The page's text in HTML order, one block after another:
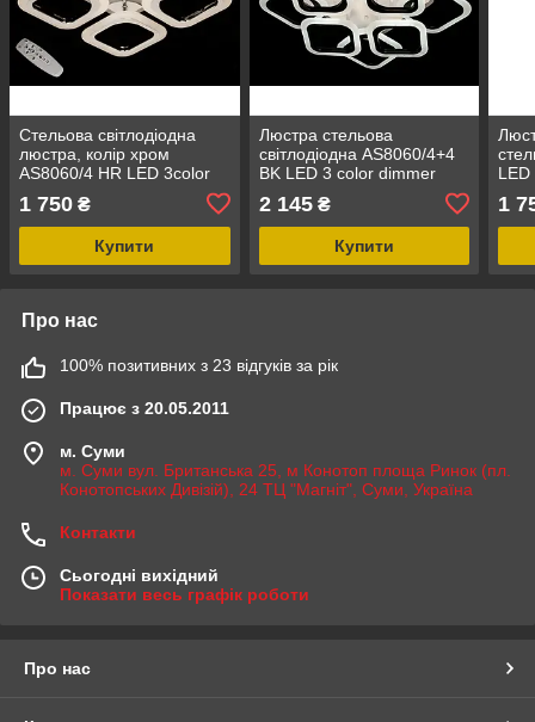
Стельова світлодіодна
люстра, колір хром
AS8060/4 HR LED 3color
1 750 ₴
Купити
Люстра стельова
світлодіодна AS8060/4+4
BK LED 3 color dimmer
2 145₴
Купити
1
Про нас
100% позитивних з 23 відгуків за рік
Працює з 20.05.2011
м. Суми
м. Суми вул. Британська 25, м Конотоп площа Ринок (пл.
Конотопських Дивізій), 24 ТЦ "Магніт", Суми, Україна
Контакти
Сьогодні вихідний
Показати весь графік роботи
Про нас